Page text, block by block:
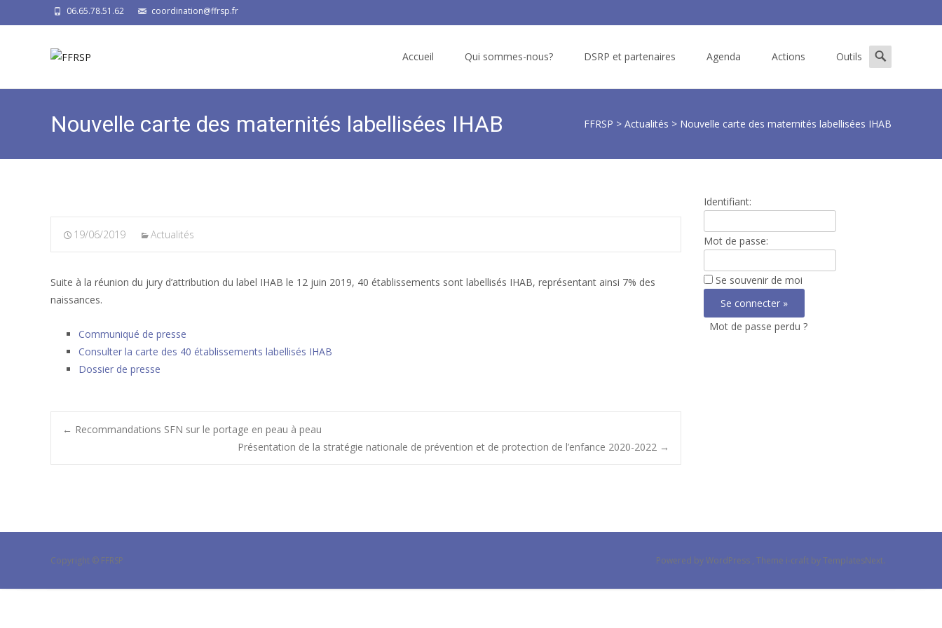
06.65.78.51.62 coordination@ffrsp.fr
Accueil Qui sommes-nous? DSRP et partenaires Agenda Actions Outils
Search
for:
Nouvelle carte des maternités labellisées IHAB FFRSP > Actualités > Nouvelle carte des maternités labellisées IHAB
19/06/2019 Actualités
Suite à la réunion du jury d’attribution du label IHAB le 12 juin 2019, 40 établissements sont labellisés IHAB, représentant ainsi 7% des
naissances.
Communiqué de presse
Consulter la carte des 40 établissements labellisés IHAB
Dossier de presse
Post
← Recommandations SFN sur le portage en peau à peau
Présentation de la stratégie nationale de prévention et de protection de l’enfance 2020-2022 →
Identifiant:
Mot de passe:
Se souvenir de moi
Mot de passe perdu ?
Copyright © FFRSP Powered by WordPress , Theme i-craft by TemplatesNext.